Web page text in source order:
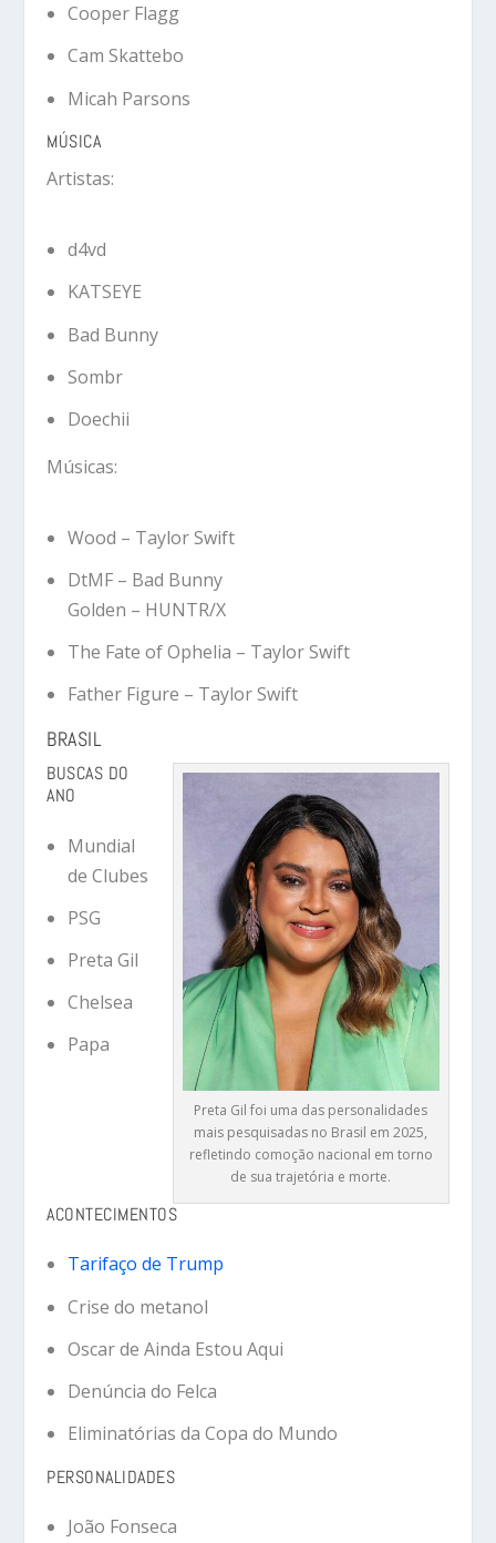
Cooper Flagg
Cam Skattebo
Micah Parsons
MÚSICA
Artistas:
d4vd
KATSEYE
Bad Bunny
Sombr
Doechii
Músicas:
Wood – Taylor Swift
DtMF– Bad Bunny
Golden – HUNTR/X
The Fate of Ophelia – Taylor Swift
Father Figure – Taylor Swift
BRASIL
Preta Gil foi uma das personalidades
mais pesquisadas no Brasil em 2025,
refletindo comoção nacional em torno
de sua trajetória e morte.
BUSCAS DO
ANO
Mundial
de Clubes
PSG
Preta Gil
Chelsea
Papa
ACONTECIMENTOS
Tarifaço de Trump
Crise do metanol
Oscar de Ainda Estou Aqui
Denúncia do Felca
Eliminatórias da Copa do Mundo
PERSONALIDADES
João Fonseca